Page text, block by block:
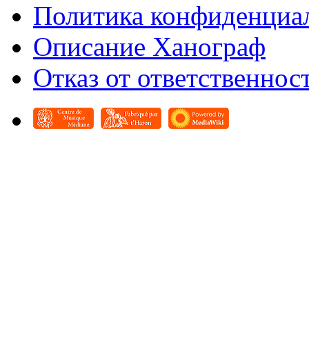
Политика
Описание Ханограф
Отказ от